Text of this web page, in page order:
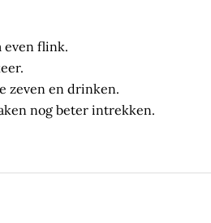
even flink.
zeven en drinken.
nog beter intrekken.